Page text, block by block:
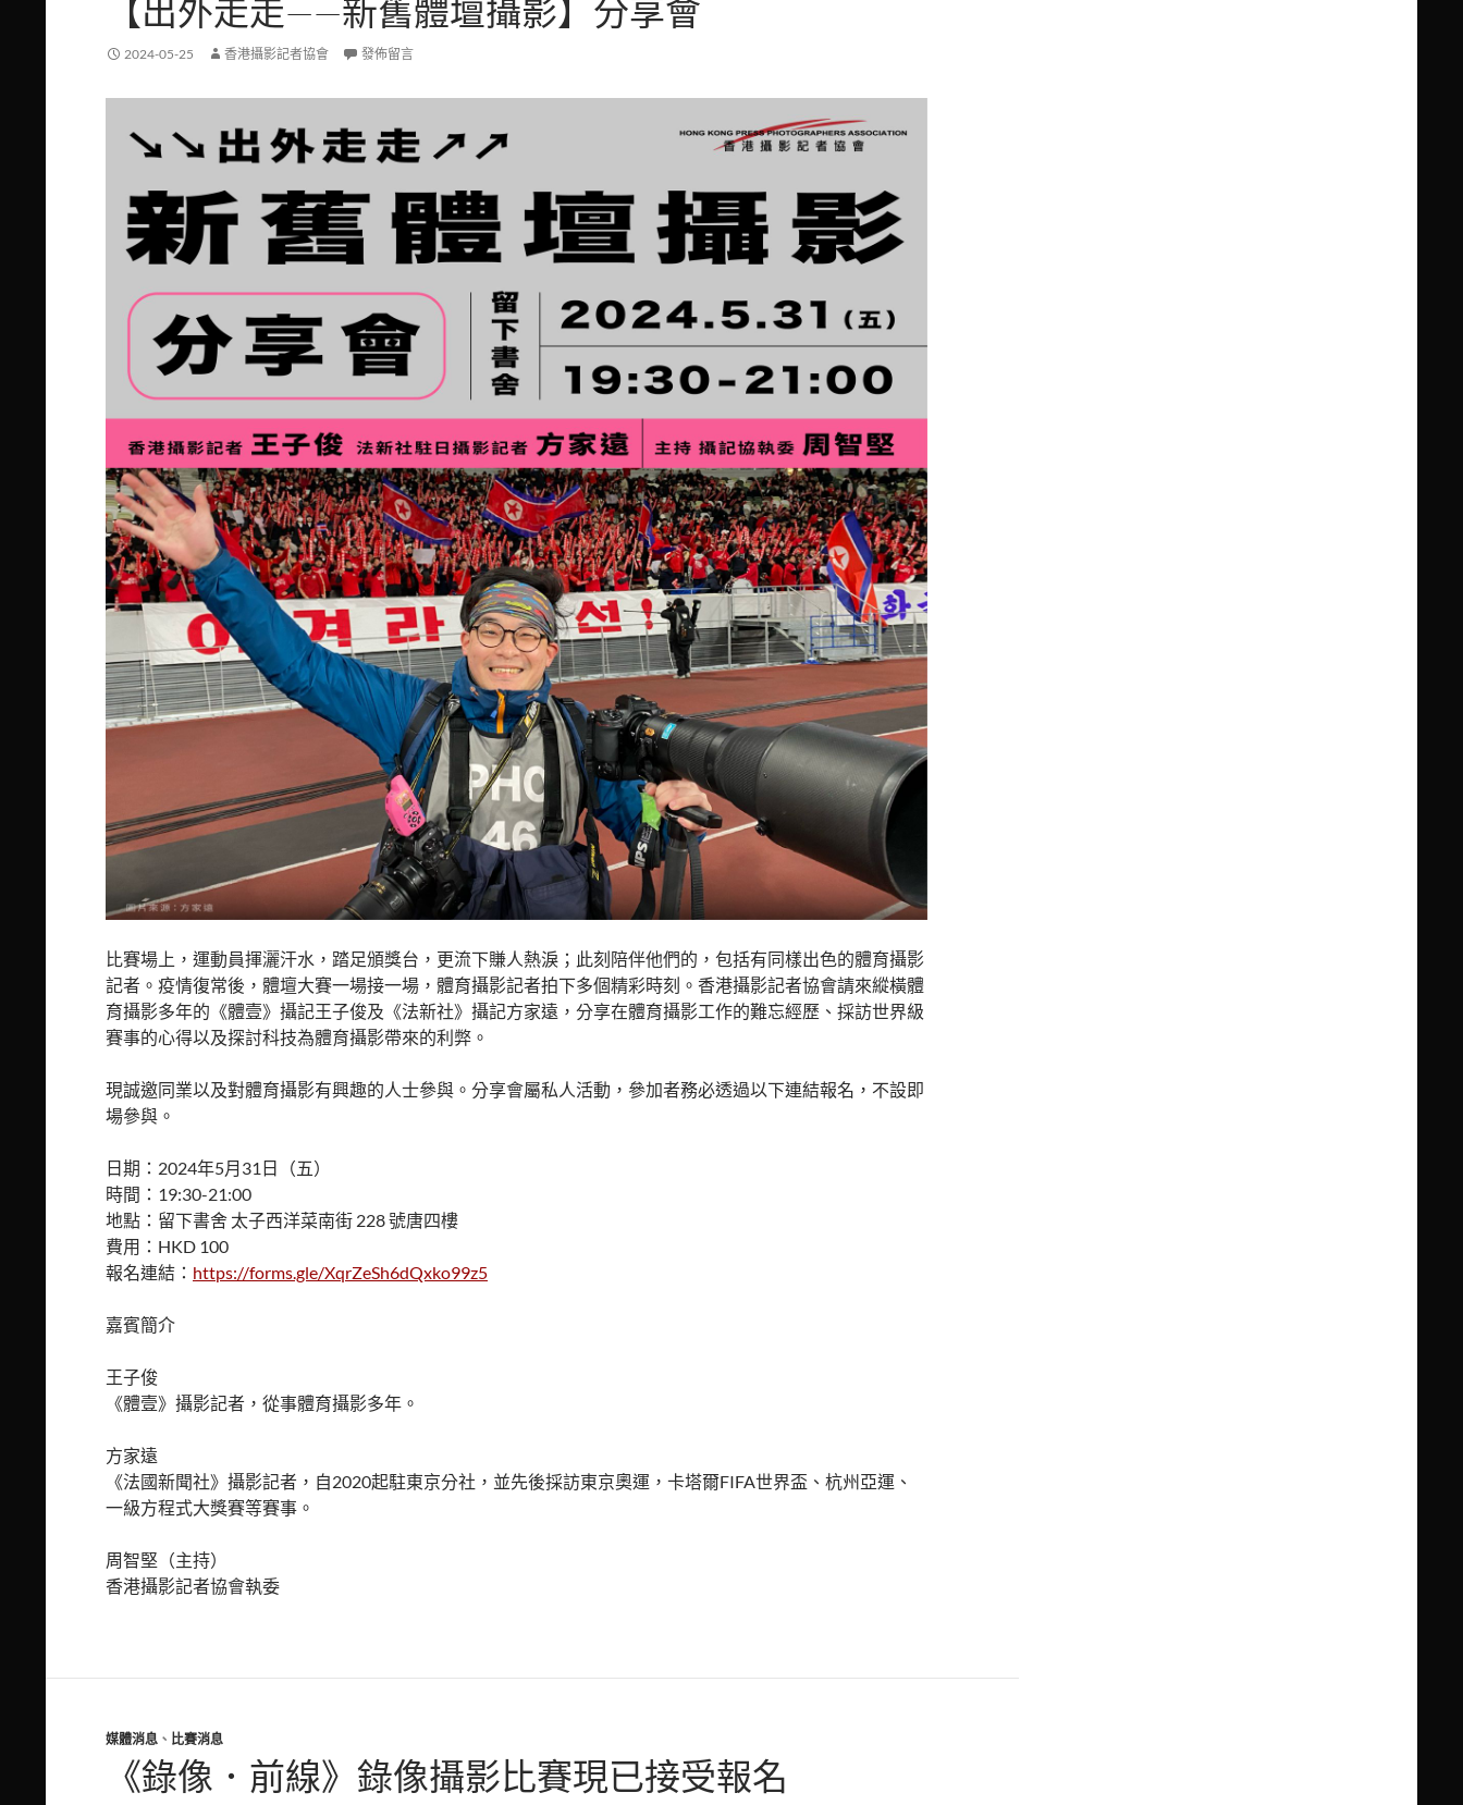
【出外走走——新舊體壇攝影】分享會
2024-05-25 香港攝影記者協會 發佈留言
比賽場上，運動員揮灑汗水，踏足頒獎台，更流下賺人熱淚；此刻陪伴他們的，包括有同樣出色的體育攝影
記者。疫情復常後，體壇大賽一場接一場，體育攝影記者拍下多個精彩時刻。香港攝影記者協會請來縱橫體
育攝影多年的《體壹》攝記王子俊及《法新社》攝記方家遠，分享在體育攝影工作的難忘經歷、採訪世界級
賽事的心得以及探討科技為體育攝影帶來的利弊。
現誠邀同業以及對體育攝影有興趣的人士參與。分享會屬私人活動，參加者務必透過以下連結報名，不設即
場參與。
日期：2024年5月31日（五）
時間：19:30-21:00
地點：留下書舍 太子西洋菜南街 228 號唐四樓
費用：HKD 100
報名連結： https://forms.gle/XqrZeSh6dQxko99z5
嘉賓簡介
王子俊
《體壹》攝影記者，從事體育攝影多年。
方家遠
《法國新聞社》攝影記者，自2020起駐東京分社，並先後採訪東京奧運，卡塔爾FIFA世界盃、杭州亞運、
一級方程式大獎賽等賽事。
周智堅（主持）
香港攝影記者協會執委
媒體消息 、 比賽消息
《錄像．前線》錄像攝影比賽現已接受報名